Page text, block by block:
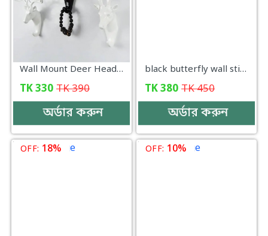
Wall Mount Deer Head Hanger
TK330 TK390
অর্ডার করুন
black butterfly wall sticker (242pic)
TK380 TK450
অর্ডার করুন
OFF: 18% OFF: 10%